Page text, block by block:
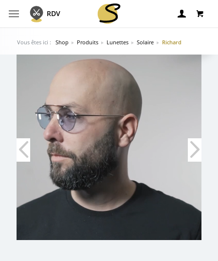
RDV
Vous êtes ici : Shop Produits Lunettes Solaire Richard
Panier